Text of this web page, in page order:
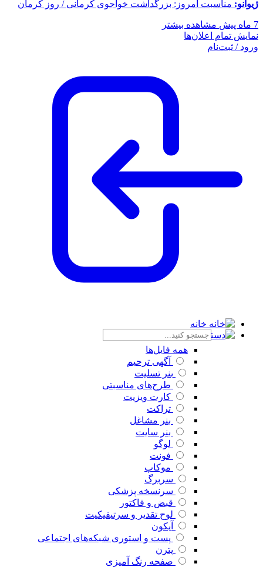
ژیوانو: مناسبت امروز: بزرگداشت خواجوی کرمانی / روز کرمان
7 ماه پیش
مشاهده بیشتر
نمایش تمام اعلان‌ها
ورود / ثبت‌نام
خانه
دسته بندی
همه فایل‌ها
آگهی ترحیم
بنر تسلیت
طرح‌های مناسبتی
کارت ویزیت
تراکت
بنر مشاغل
بنر سایت
لوگو
فونت
موکاپ
سربرگ
سرنسخه پزشکی
قبض و فاکتور
لوح تقدیر و سرتیفیکیت
آیکون
پست و استوری شبکه‌های اجتماعی
پترن
صفحه رنگ آمیزی